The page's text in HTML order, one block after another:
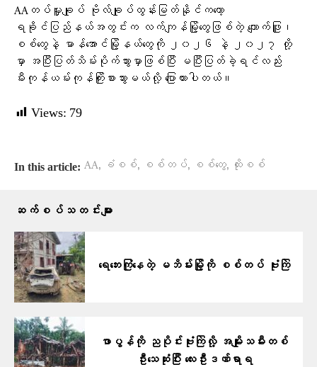
AAတပ်မှူးချုပ် ဗိုလ်ချုပ်ထွန်းမြတ်နိုင်ကတော့
ရခိုင်ပြည်နယ်အတွင်းက လက်ကျန်မြို့တွေဖြစ်တဲ့ ကျောက်ဖြူ၊
စစ်တွေနဲ့ မာန်အောင်မြို့နယ်တွေကို ၂၀၂၆ နဲ့ ၂၀၂၇ တို့
မှာ အပြီးပြတ်သိမ်းပိုက်သွားမှာဖြစ်ပြီး မပြီးပြတ်ခဲ့ရင်လည်း
မီးကုန်ယမ်းကုန်ကြိုးစားသွားမယ်လို့ ​ပြောထားပါတယ်။
Views: 79
In this article: AA, ခံစစ်, စစ်တပ်, စစ်တွေ, ထိုးစစ်
ဆက်စပ်သတင်းများ
ရေဘေးကြုံနေတဲ့ မဘိမ်းမြို့ကို စစ်တပ် ဗုံးကြဲ
ဖာပွန်ကို ညပိုင်းဗုံးကြဲလို့ အမျိုးသမီးတစ်
ဦးသေဆုံးပြီး လေးဦးဒဏ်ရာရ